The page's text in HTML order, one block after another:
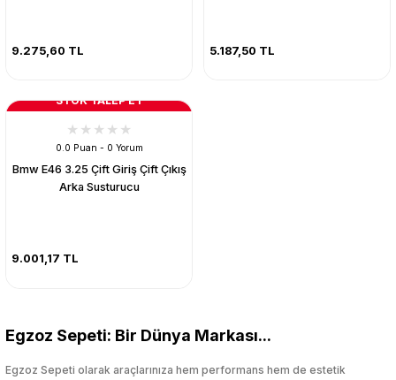
9.275,60 TL 5.187,50 TL
STOK TALEP ET
0.0 Puan - 0 Yorum
Bmw E46 3.25 Çift Giriş Çift Çıkış
Arka Susturucu
9.001,17 TL
Egzoz Sepeti: Bir Dünya Markası...
Egzoz Sepeti olarak araçlarınıza hem performans hem de estetik